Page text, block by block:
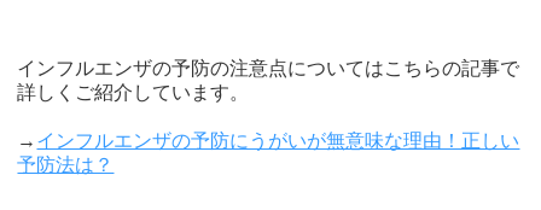
インフルエンザの予防の注意点についてはこちらの記事で
詳しくご紹介しています。
→ インフルエンザの予防にうがいが無意味な理由！正しい
予防法は？